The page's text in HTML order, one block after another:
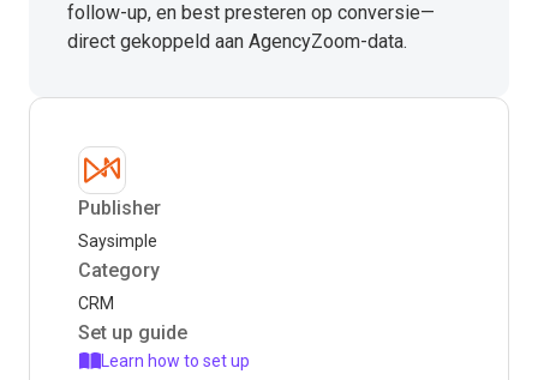
follow-up, en best presteren op conversie—
direct gekoppeld aan AgencyZoom-data.
Publisher
Saysimple
Category
CRM
Set up guide
Learn how to set up